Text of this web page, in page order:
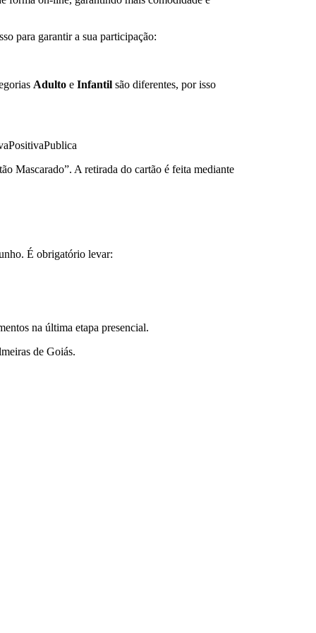
para garantir a sua participação:
Adulto eInfantil são diferentes, por isso
Mascarado”. A retirada do cartão é feita mediante
É obrigatório levar:
na última etapa presencial.
de Goiás.